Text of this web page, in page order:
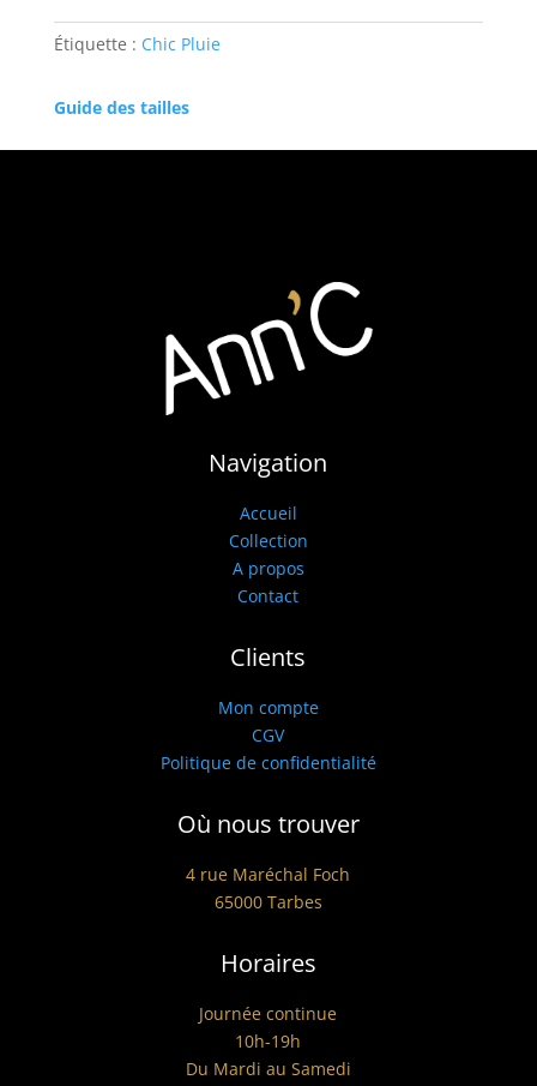
CHIC
Étiquette : Chic Pluie
Guide des tailles
Navigation
Accueil
Collection
A propos
Contact
Clients
Mon compte
CGV
Politique de confidentialité
Où nous trouver
4 rue Maréchal Foch
65000 Tarbes
Horaires
Journée continue
10h-19h
Du Mardi au Samedi